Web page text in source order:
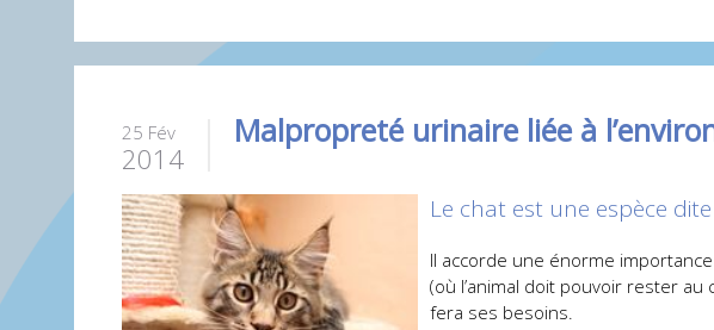
25 Fév
2014
Malpropreté urinaire liée à
Le chat est une espèce
Il accorde une énorme
(où l’animal doit pouvoir rester
fera ses besoins.